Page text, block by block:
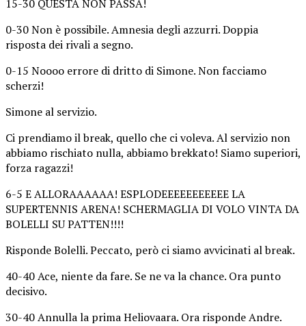
15-30 QUESTA NON PASSA!
0-30 Non è possibile. Amnesia degli azzurri. Doppia
risposta dei rivali a segno.
0-15 Noooo errore di dritto di Simone. Non facciamo
scherzi!
Simone al servizio.
Ci prendiamo il break, quello che ci voleva. Al servizio non
abbiamo rischiato nulla, abbiamo brekkato! Siamo superiori,
forza ragazzi!
6-5 E ALLORAAAAAA! ESPLODEEEEEEEEEEE LA
SUPERTENNIS ARENA! SCHERMAGLIA DI VOLO VINTA DA
BOLELLI SU PATTEN!!!!
Risponde Bolelli. Peccato, però ci siamo avvicinati al break.
40-40 Ace, niente da fare. Se ne va la chance. Ora punto
decisivo.
30-40 Annulla la prima Heliovaara. Ora risponde Andre.